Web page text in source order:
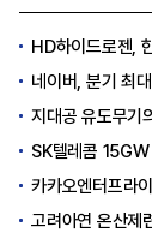
HD하이드로젠, 한
네이버, 분기 최대 매
지대공 유도무기
SK텔레콤 15GW AI 인
카카오엔터프라이즈,
고려아연 온산제련소, 직